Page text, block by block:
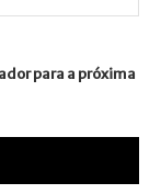
para a próxima